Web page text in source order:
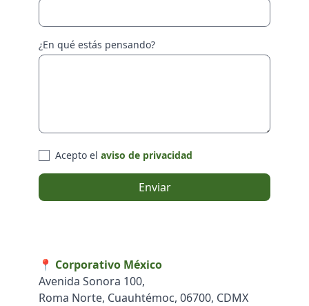
¿En qué estás pensando?
Acepto el aviso de privacidad
Enviar
📍 Corporativo México
Avenida Sonora 100,
Roma Norte, Cuauhtémoc, 06700, CDMX